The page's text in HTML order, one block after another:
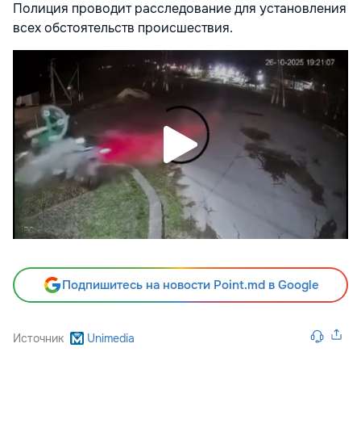
Полиция проводит расследование для установления
всех обстоятельств происшествия.
Подпишитесь на новости Point.md в Google
Источник Unimedia